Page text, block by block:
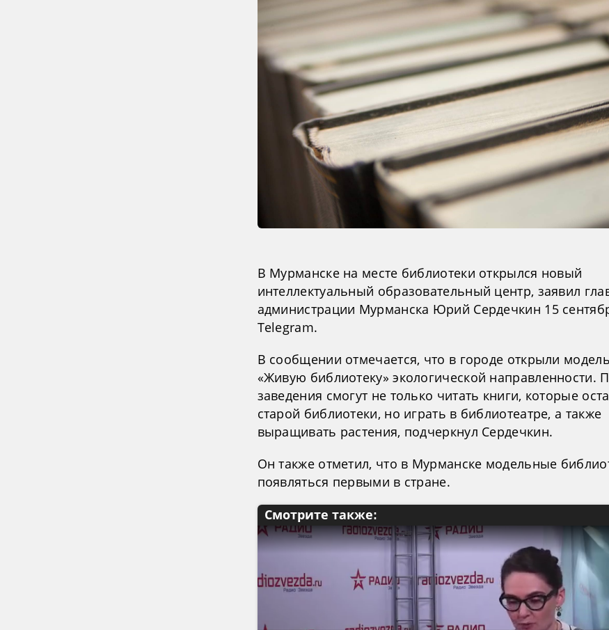
В Мурманске на месте библиотеки открылся новый
интеллектуальный образовательный центр, заявил
администрации Мурманска Юрий Сердечкин 15
Telegram.
В сообщении отмечается, что в городе открыли
«Живую библиотеку» экологической направленности.
заведения смогут не только читать книги, которые
старой библиотеки, но играть в библиотеатре, а также
выращивать растения, подчеркнул Сердечкин.
Он также отметил, что в Мурманске модельные
появляться первыми в стране.
Смотрите также: